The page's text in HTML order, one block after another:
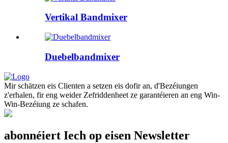
Vertikal Bandmixer
Duebelbandmixer
Mir schätzen eis Clienten a setzen eis dofir an, d'Bezéiungen
z'erhalen, fir eng weider Zefriddenheet ze garantéieren an eng Win-
Win-Bezéiung ze schafen.
abonnéiert Iech op eisen Newsletter